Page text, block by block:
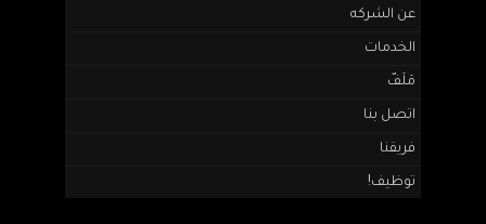
عن الشركه
الخدمات
مَلَفّ
اتصل بنا
فريقنا
توظيف!